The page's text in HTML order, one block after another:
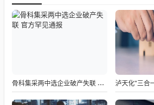
骨科集采两中选企业破产失联 官方罕见通报